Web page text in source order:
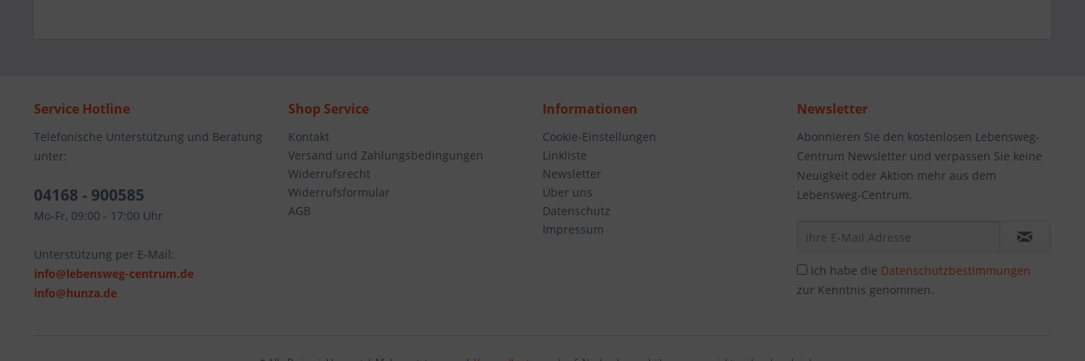
Service Hotline
Telefonische Unterstützung und Beratung
unter:
04168 - 900585
Mo-Fr, 09:00 - 17:00 Uhr
Unterstützung per E-Mail:
info@lebensweg-centrum.de
info@hunza.de
Shop Service
Kontakt
Versand und Zahlungsbedingungen
Widerrufsrecht
Widerrufsformular
AGB
Informationen
Cookie-Einstellungen
Linkliste
Newsletter
Über uns
Datenschutz
Impressum
Newsletter
Abonnieren Sie den kostenlosen Lebensweg-
Centrum Newsletter und verpassen Sie keine
Neuigkeit oder Aktion mehr aus dem
Lebensweg-Centrum.
Ich habe die Datenschutzbestimmungen
zur Kenntnis genommen.